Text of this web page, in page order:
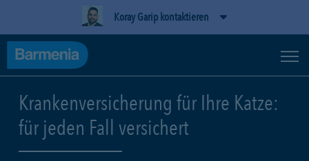
Koray Garip kontaktieren
Krankenversicherung für Ihre Katze:
für jeden Fall versichert